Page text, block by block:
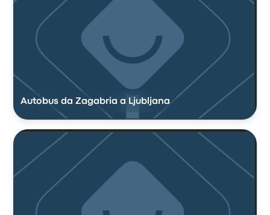
Autobus da Zagabria a Ljubljana